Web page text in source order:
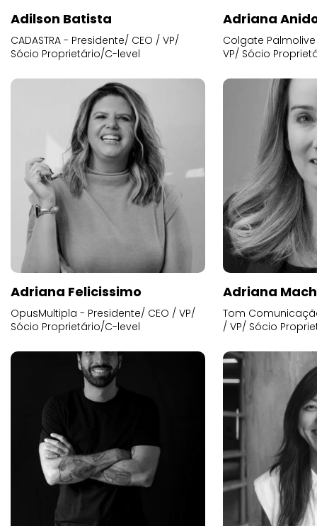
Adilson Batista
CADASTRA - Presidente/ CEO / VP/
Sócio Proprietário/C-level
Adriana
Colgate
VP/ Sócio
Adriana Felicissimo
OpusMultipla - Presidente/ CEO / VP/
Sócio Proprietário/C-level
Adriana
Tom
/ VP/ Sócio